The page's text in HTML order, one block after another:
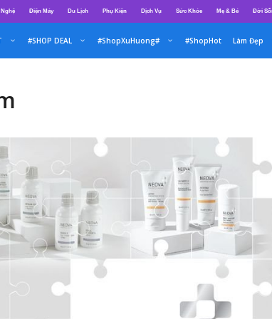
Điện Máy Du Lịch Phụ Kiện Dịch Vụ Sức Khỏe Mẹ & Bé Đời
#SHOP DEAL #ShopXuHuong# #ShopHot Làm Đẹp